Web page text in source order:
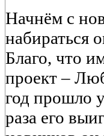
Начнём с
набираться
Благо, что
проект –
год прошло
раза его